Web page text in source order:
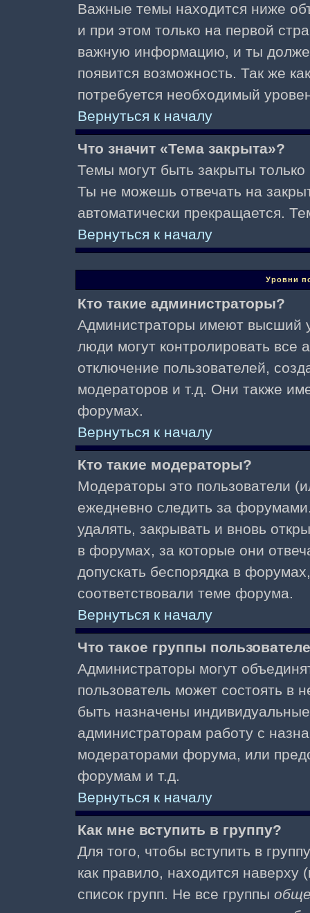
Важные темы находится ниже
и при этом только на первой
важную информацию, и ты
появится возможность. Так же
потребуется необходимый
Вернуться к началу
Что значит «Тема закрыта»?
Темы могут быть закрыты
Ты не можешь отвечать на
автоматически прекращается.
Вернуться к началу
Уровни
Кто такие администраторы?
Администраторы имеют высший
люди могут контролировать все
отключение пользователей,
модераторов и т.д. Они также
форумах.
Вернуться к началу
Кто такие модераторы?
Модераторы это пользователи
ежедневно следить за
удалять, закрывать и вновь
в форумах, за которые они
допускать беспорядка в
соответствовали теме форума.
Вернуться к началу
Что такое группы
Администраторы могут
пользователь может состоять в
быть назначены
администраторам работу с
модераторами форума, или
форумам и т.д.
Вернуться к началу
Как мне вступить в группу?
Для того, чтобы вступить в
как правило, находится
список групп. Не все группы